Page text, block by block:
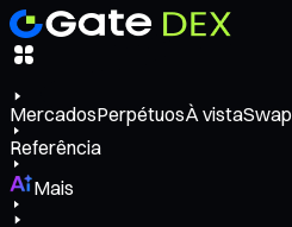
MercadosPerpétuosÀ vistaSwap
Referência
Mais